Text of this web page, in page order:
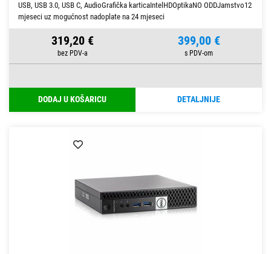
USB, USB 3.0, USB C, AudioGrafička karticaIntelHDOptikaNO ODDJamstvo12
mjeseci uz mogućnost nadoplate na 24 mjeseci
319,20 € 399,00 €
DODAJ U KOŠARICU DETALJNIJE